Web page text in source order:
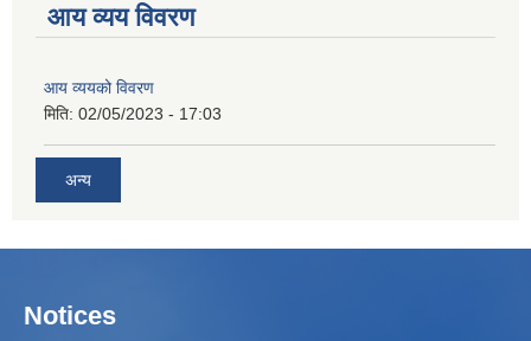
आय व्यय विवरण
आय व्ययको विवरण
मिति: 02/05/2023 - 17:03
अन्य
Notices